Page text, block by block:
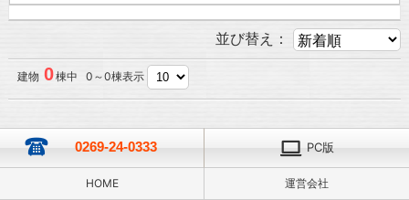
並び替え：
建物 0棟中 0～0棟表示
0269-24-0333 PC版
HOME 運営会社